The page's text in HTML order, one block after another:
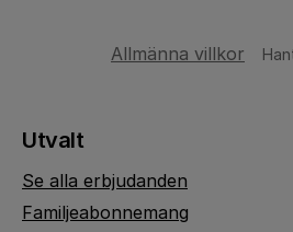
Allmänna villkor
Utvalt
Se alla erbjudanden
Familjeabonnemang